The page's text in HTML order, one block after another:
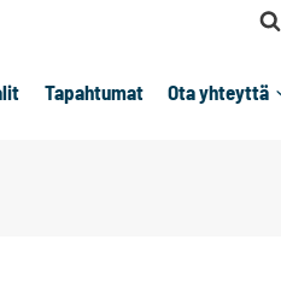
Tapahtumat Ota yhteyttä